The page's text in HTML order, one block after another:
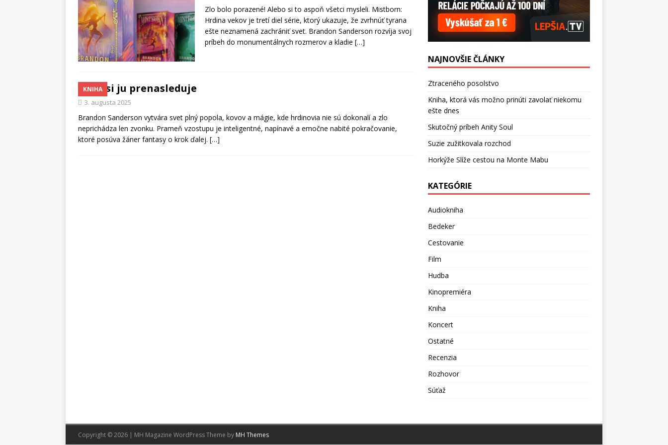
Zlo bolo porazené! Alebo si to aspoň všetci mysleli. Mistborn:
Hrdina vekov je tretí diel série, ktorý ukazuje, že zvrhnúť tyrana
ešte neznamená zachrániť svet. Brandon Sanderson rozvíja svoj
príbeh do monumentálnych rozmerov a kladie […]
KNIHA
Ktosi ju prenasleduje
3. augusta 2025
Brandon Sanderson vytvára svet plný popola, kovov a mágie, kde hrdinovia nie sú dokonalí a zlo
neprichádza len zvonku. Prameň vzostupu je inteligentné, napínavé a emočne nabité pokračovanie,
ktoré posúva žáner fantasy o krok ďalej. […]
NAJNOVŠIE ČLÁNKY
Ztraceného posolstvo
Kniha, ktorá vás možno prinúti zavolať niekomu
ešte dnes
Skutočný príbeh Anity Soul
Suzie zužitkovala rozchod
Horkýže Slíže cestou na Monte Mabu
KATEGÓRIE
Audiokniha
Bedeker
Cestovanie
Film
Hudba
Kinopremiéra
Kniha
Koncert
Ostatné
Recenzia
Rozhovor
Súťaž
Copyright © 2026 | MH Magazine WordPress Theme by MH Themes